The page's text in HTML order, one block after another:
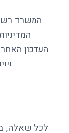
המשרד
העדכון
שינויים מהווה הסכמה למדיניות המעודכנת.
לכל שאלה,